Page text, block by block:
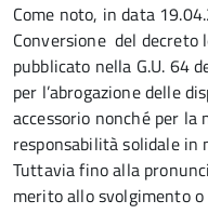
Come noto, in data
Conversione del decreto
pubblicato nella G.U. 64
per l’abrogazione delle
accessorio nonché per la
responsabilità solidale in
Tuttavia fino alla
merito allo svolgimento